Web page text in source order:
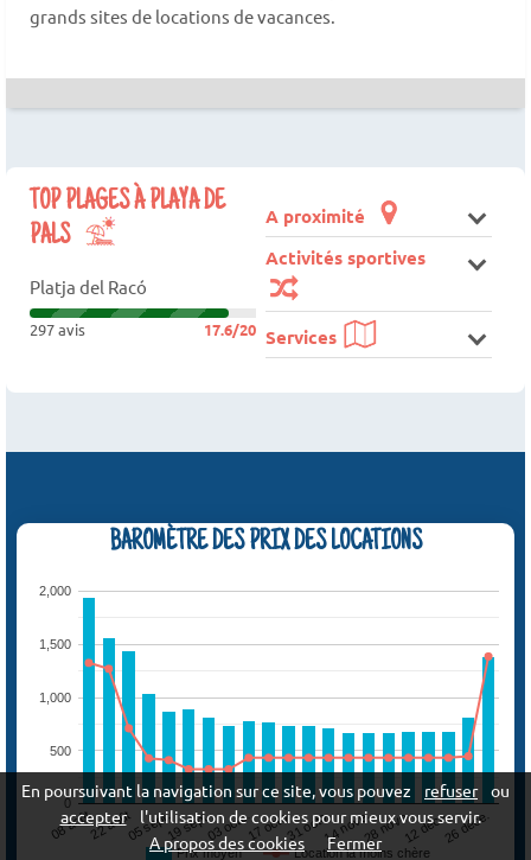
grands sites de locations de vacances.
TOP PLAGES À PLAYA DE
PALS
Platja del Racó
297 avis 17.6/20
A proximité
Activités sportives
Services
BAROMÈTRE DES PRIX DES LOCATIONS
Prix moyen Location la moins chère
08 août22 août05 sept.19 sept.03 octo.17 octo.31 octo.14 nove.28 nove.12 déce.26 déce.
0
500
1,000
1,500
2,000
En poursuivant la navigation sur ce site, vous pouvez refuser
ou
accepter
l'utilisation de cookies pour mieux vous servir.
A propos des cookies
Fermer